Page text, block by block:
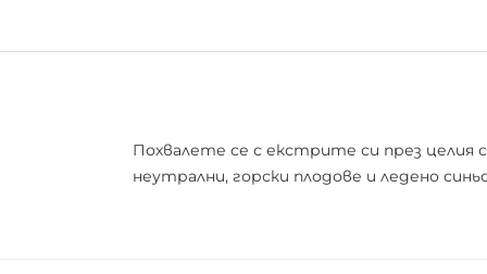
Похвалете се с екстрите си през целия
неутрални, горски плодове и ледено